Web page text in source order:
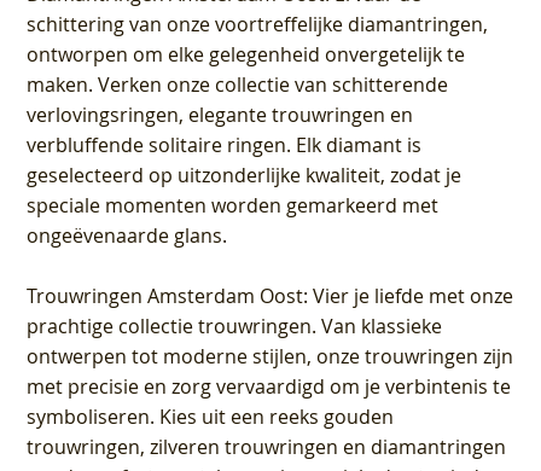
schittering van onze voortreffelijke diamantringen,
ontworpen om elke gelegenheid onvergetelijk te
maken. Verken onze collectie van schitterende
verlovingsringen, elegante trouwringen en
verbluffende solitaire ringen. Elk diamant is
geselecteerd op uitzonderlijke kwaliteit, zodat je
speciale momenten worden gemarkeerd met
ongeëvenaarde glans.
Trouwringen Amsterdam Oost: Vier je liefde met onze
prachtige collectie trouwringen. Van klassieke
ontwerpen tot moderne stijlen, onze trouwringen zijn
met precisie en zorg vervaardigd om je verbintenis te
symboliseren. Kies uit een reeks gouden
trouwringen, zilveren trouwringen en diamantringen